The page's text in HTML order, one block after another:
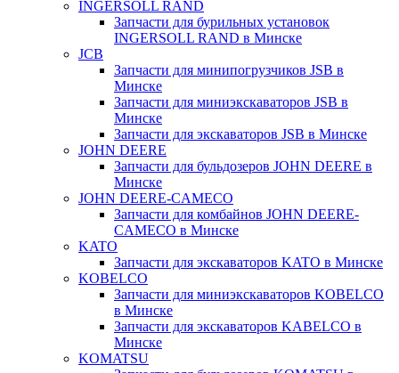
INGERSOLL RAND
Запчасти для бурильных установок
INGERSOLL RAND в Минске
JCB
Запчасти для минипогрузчиков JSB в
Минске
Запчасти для миниэкскаваторов JSB в
Минске
Запчасти для экскаваторов JSB в Минске
JOHN DEERE
Запчасти для бульдозеров JOHN DEERE в
Минске
JOHN DEERE-CAMECO
Запчасти для комбайнов JOHN DEERE-
CAMECO в Минске
KATO
Запчасти для экскаваторов KATO в Минске
KOBELCO
Запчасти для миниэкскаваторов KOBELCO
в Минске
Запчасти для экскаваторов KABELCO в
Минске
KOMATSU